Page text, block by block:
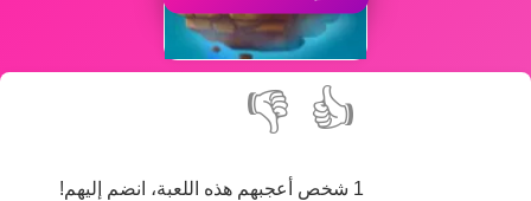
👍
👎
1 شخص أعجبهم هذه اللعبة، انضم إليهم!